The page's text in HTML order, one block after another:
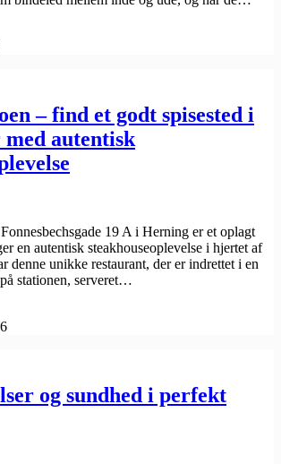
– find et godt spisested i
autentisk
19 A i Herning er et oplagt
en autentisk steakhouseoplevelse i hjertet af
denne unikke restaurant, der er indrettet i en
stationen, serveret…
og sundhed i perfekt